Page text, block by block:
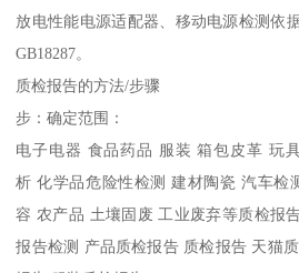
放电性能电源适配器、移动电源检测依
GB18287。
质检报告的方法/步骤
步：确定范围：
电子电器 食品药品 服装 箱包皮革 玩
析 化学品危险性检测 建材陶瓷 汽车检
容 农产品 土壤固废 工业废弃等质检报
报告检测 产品质检报告 质检报告 天猫